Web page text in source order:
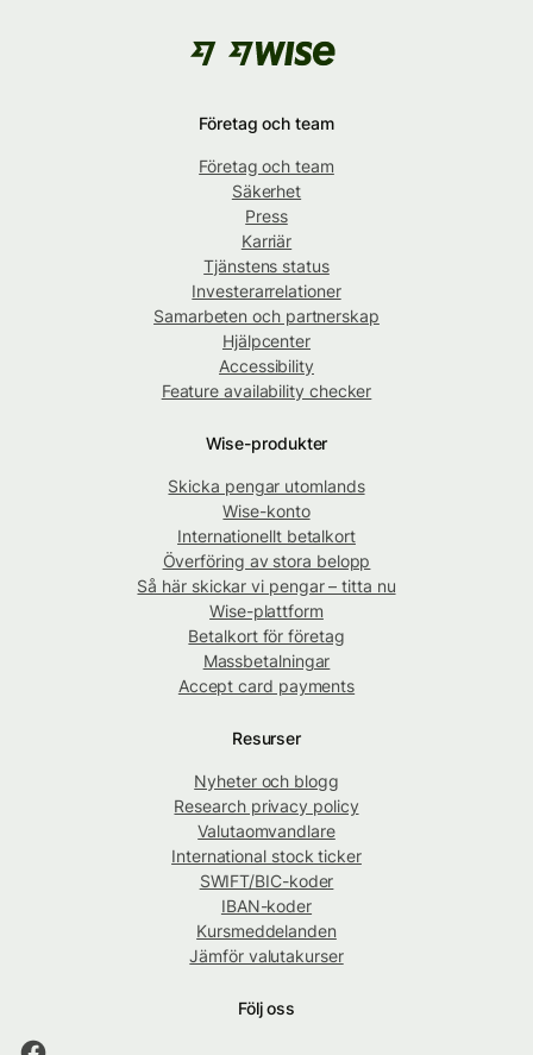
Företag och team
Företag och team
Säkerhet
Press
Karriär
Tjänstens status
Investerarrelationer
Samarbeten och partnerskap
Hjälpcenter
Accessibility
Feature availability checker
Wise-produkter
Skicka pengar utomlands
Wise-konto
Internationellt betalkort
Överföring av stora belopp
Så här skickar vi pengar – titta nu
Wise-plattform
Betalkort för företag
Massbetalningar
Accept card payments
Resurser
Nyheter och blogg
Research privacy policy
Valutaomvandlare
International stock ticker
SWIFT/BIC-koder
IBAN-koder
Kursmeddelanden
Jämför valutakurser
Följ oss